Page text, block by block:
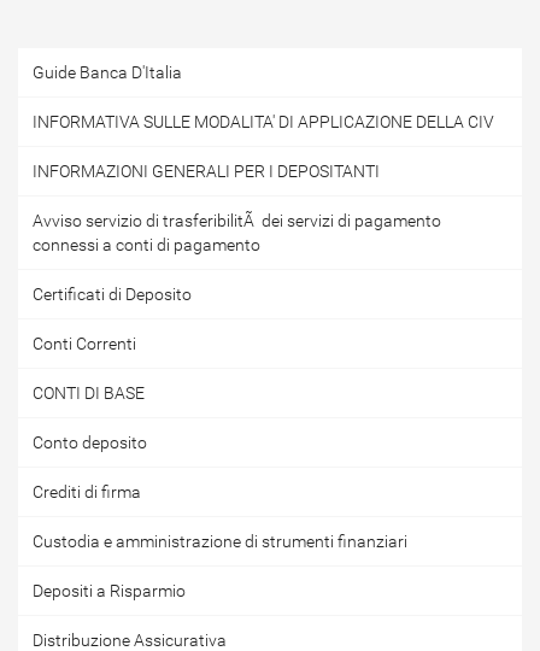
Guide Banca D'Italia
INFORMATIVA SULLE MODALITA' DI APPLICAZIONE DELLA CIV
INFORMAZIONI GENERALI PER I DEPOSITANTI
Avviso servizio di trasferibilitÃ dei servizi di pagamento
connessi a conti di pagamento
Certificati di Deposito
Conti Correnti
CONTI DI BASE
Conto deposito
Crediti di firma
Custodia e amministrazione di strumenti finanziari
Depositi a Risparmio
Distribuzione Assicurativa